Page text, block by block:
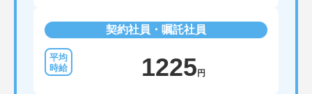
契約社員・嘱託社員
1225 円